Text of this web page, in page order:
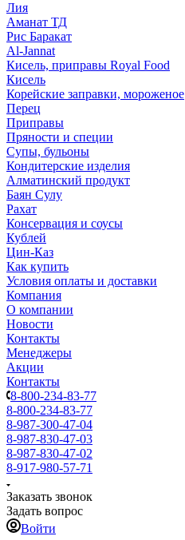
Лия
Аманат ТД
Рис Баракат
Al-Jannat
Кисель, приправы Royal Food
Кисель
Корейские заправки, мороженое
Перец
Приправы
Пряности и специи
Супы, бульоны
Кондитерские изделия
Алматинский продукт
Баян Сулу
Рахат
Консервация и соусы
Кублей
Цин-Каз
Как купить
Условия оплаты и доставки
Компания
О компании
Новости
Контакты
Менеджеры
Акции
Контакты
8-800-234-83-77
8-800-234-83-77
8-987-300-47-04
8-987-830-47-03
8-987-830-47-02
8-917-980-57-71
Заказать звонок
Задать вопрос
Войти